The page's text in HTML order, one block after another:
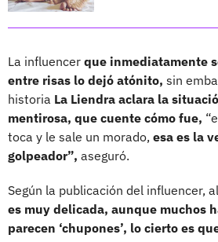
La influencer que inmediatamente
entre risas lo dejó atónito, sin
historia La Liendra aclara la
mentirosa, que cuente cómo fue,
toca y le sale un morado, esa es la
golpeador”, aseguró.
Según la publicación del influencer,
es muy delicada, aunque muchos
parecen ‘chupones’, lo cierto es